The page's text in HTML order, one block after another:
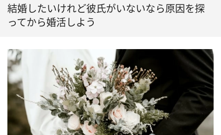
結婚したいけれど彼氏がいないなら原因を探
ってから婚活しよう